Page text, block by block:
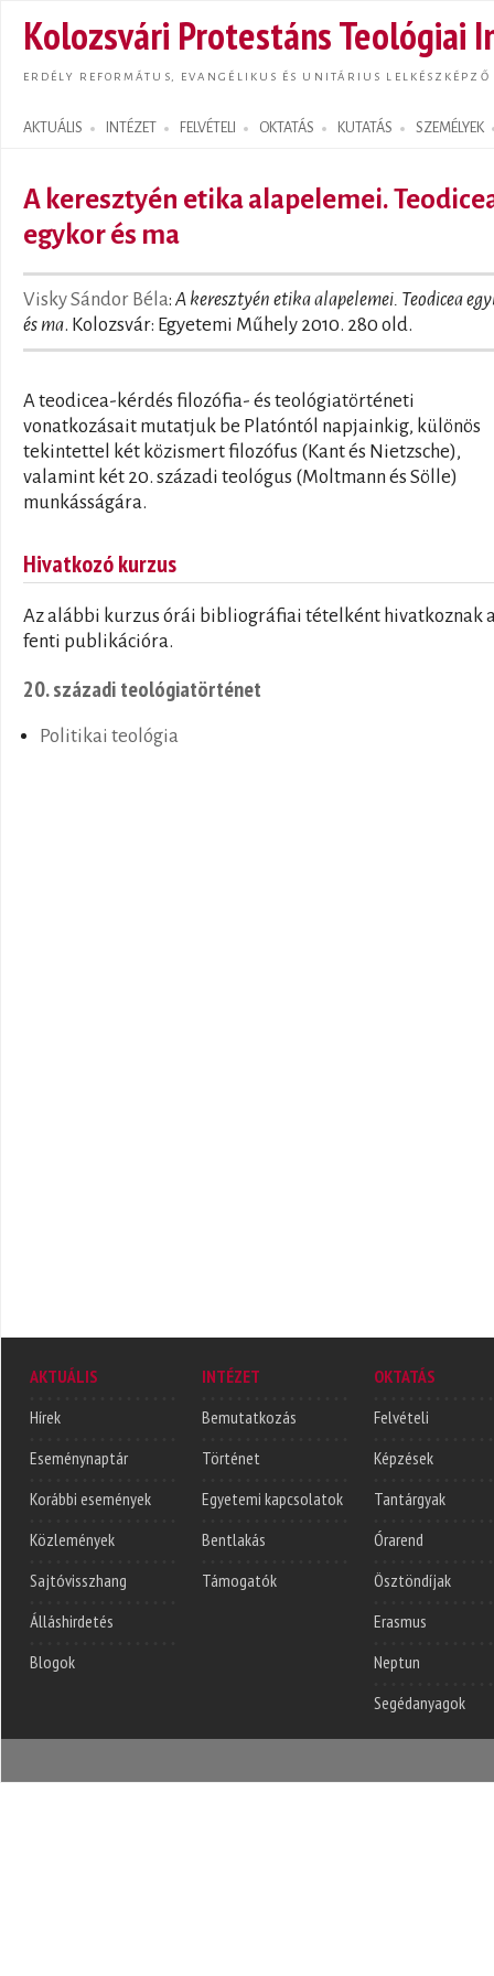
Kolozsvári Protestáns Teológiai
ERDÉLY REFORMÁTUS, EVANGÉLIKUS ÉS UNITÁRIUS LELKÉSZKÉPZŐ
AKTUÁLIS INTÉZET FELVÉTELI OKTATÁS KUTATÁS SZEMÉLYEK
Search form
A keresztyén etika alapelemei.
egykor és ma
Visky Sándor Béla: A keresztyén etika alapelemei. Teodicea
és ma. Kolozsvár: Egyetemi Műhely 2010. 280 old.
A teodicea-kérdés filozófia- és teológiatörténeti
vonatkozásait mutatjuk be Platóntól napjainkig, különös
tekintettel két közismert filozófus (Kant és Nietzsche),
valamint két 20. századi teológus (Moltmann és Sölle)
munkásságára.
Hivatkozó kurzus
Az alábbi kurzus órái bibliográfiai tételként hivatkoznak
fenti publikációra.
20. századi teológiatörténet
Politikai teológia
AKTUÁLIS
Hírek
Eseménynaptár
Korábbi események
Közlemények
Sajtóvisszhang
Álláshirdetés
Blogok
INTÉZET
Bemutatkozás
Történet
Egyetemi kapcsolatok
Bentlakás
Támogatók
OKTATÁS
Felvételi
Képzések
Tantárgyak
Órarend
Ösztöndíjak
Erasmus
Neptun
Segédanyagok